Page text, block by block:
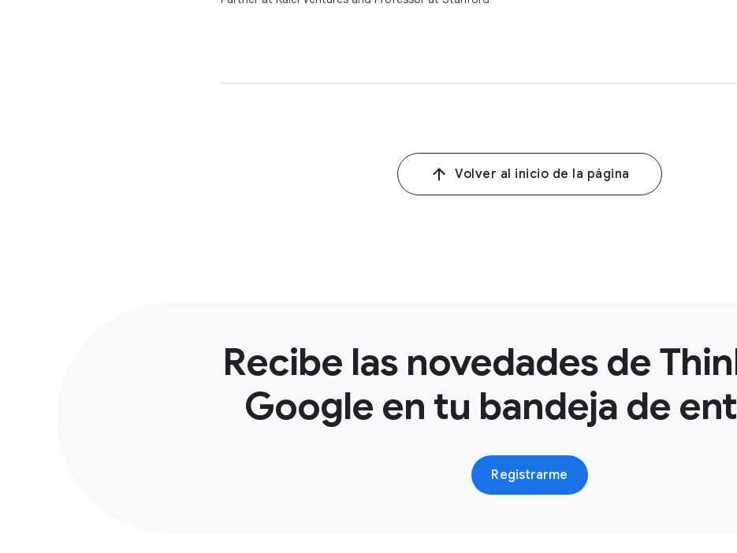
Volver al inicio de la página
Recibe las novedades de
Google en tu bandeja de
Registrarme